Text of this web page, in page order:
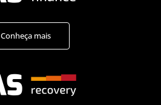
Conheça mais